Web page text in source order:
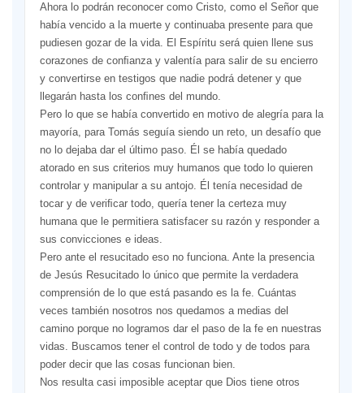
Ahora lo podrán reconocer como Cristo, como el Señor que
había vencido a la muerte y continuaba presente para que
pudiesen gozar de la vida. El Espíritu será quien llene sus
corazones de conﬁanza y valentía para salir de su encierro
y convertirse en testigos que nadie podrá detener y que
llegarán hasta los conﬁnes del mundo.
Pero lo que se había convertido en motivo de alegría para la
mayoría, para Tomás seguía siendo un reto, un desafío que
no lo dejaba dar el último paso. Él se había quedado
atorado en sus criterios muy humanos que todo lo quieren
controlar y manipular a su antojo. Él tenía necesidad de
tocar y de veriﬁcar todo, quería tener la certeza muy
humana que le permitiera satisfacer su razón y responder a
sus convicciones e ideas.
Pero ante el resucitado eso no funciona. Ante la presencia
de Jesús Resucitado lo único que permite la verdadera
comprensión de lo que está pasando es la fe. Cuántas
veces también nosotros nos quedamos a medias del
camino porque no logramos dar el paso de la fe en nuestras
vidas. Buscamos tener el control de todo y de todos para
poder decir que las cosas funcionan bien.
Nos resulta casi imposible aceptar que Dios tiene otros